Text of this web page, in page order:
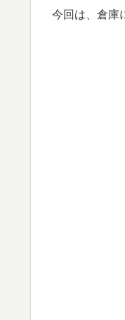
今回は、倉庫